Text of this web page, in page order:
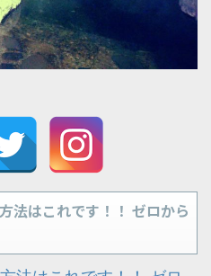
はこれです！！ ゼロから